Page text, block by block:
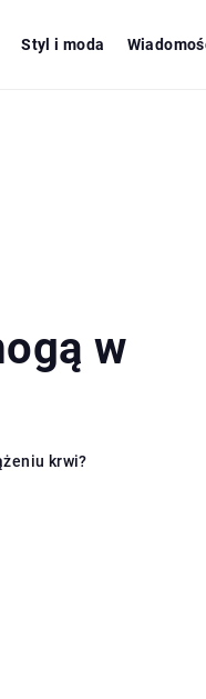
Styl i moda
w
krwi?